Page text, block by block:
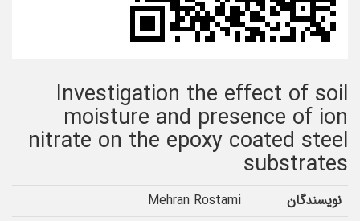
Investigation the effect of soil
moisture and presence of ion
nitrate on the epoxy coated steel
substrates
نویسندگان
Mehran Rostami